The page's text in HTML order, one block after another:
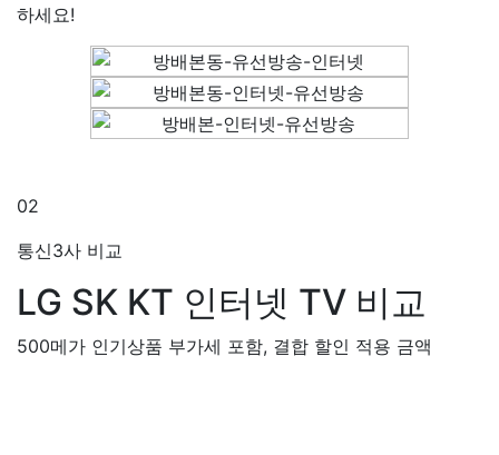
하세요!
02
통신3사 비교
LG SK KT 인터넷 TV 비교
500메가 인기상품 부가세 포함, 결합 할인 적용 금액